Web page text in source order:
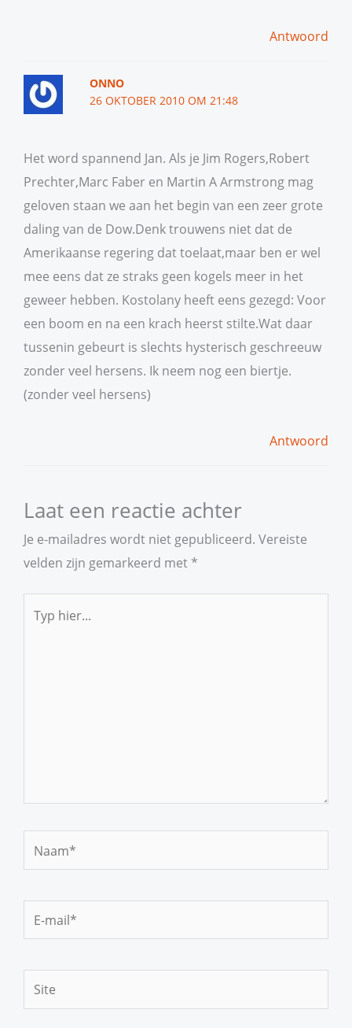
Antwoord
ONNO
26 OKTOBER 2010 OM 21:48
Het word spannend Jan. Als je Jim Rogers,Robert
Prechter,Marc Faber en Martin A Armstrong mag
geloven staan we aan het begin van een zeer grote
daling van de Dow.Denk trouwens niet dat de
Amerikaanse regering dat toelaat,maar ben er wel
mee eens dat ze straks geen kogels meer in het
geweer hebben. Kostolany heeft eens gezegd: Voor
een boom en na een krach heerst stilte.Wat daar
tussenin gebeurt is slechts hysterisch geschreeuw
zonder veel hersens. Ik neem nog een biertje.
(zonder veel hersens)
Antwoord
Laat een reactie achter
Je e-mailadres wordt niet gepubliceerd. Vereiste
velden zijn gemarkeerd met *
hier...
mail*
Site